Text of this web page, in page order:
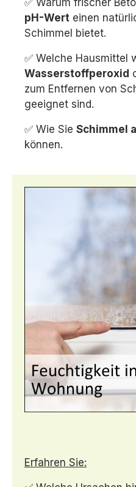
✅ Warum frischer
pH-Wert einen
Schimmel bietet.
✅ Welche Hausmittel
Wasserstoffperoxid
zum Entfernen von
geeignet sind.
✅ Wie Sie Schimmel
können.
Erfahren Sie: